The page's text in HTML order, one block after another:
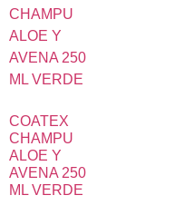
COATEX
CHAMPU
ALOE Y
AVENA 250
ML VERDE